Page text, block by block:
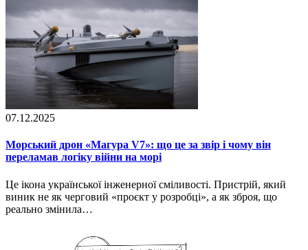
07.12.2025
Морський дрон «Магура V7»: що це за звір і чому він
переламав логіку війни на морі
Це ікона української інженерної сміливості. Пристрій, який
виник не як черговий «проєкт у розробці», а як зброя, що
реально змінила…